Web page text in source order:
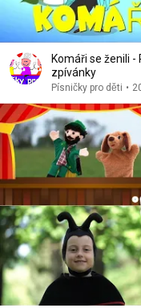
Komáři se ženili -
zpívánky
Písničky pro děti •